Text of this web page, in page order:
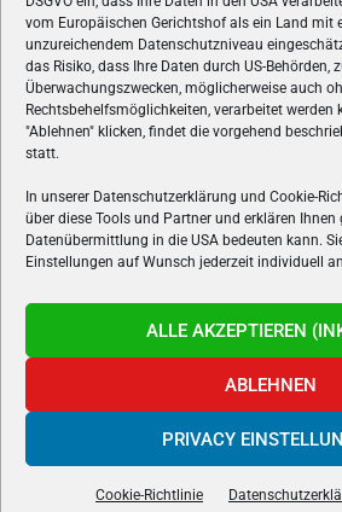
vom Europäischen Gerichtshof als ein Land mit
unzureichendem Datenschutzniveau
das Risiko, dass Ihre Daten durch US-Behörden,
Überwachungszwecken, möglicherweise auch
Rechtsbehelfsmöglichkeiten, verarbeitet werden
"Ablehnen" klicken, findet die vorgehend
statt.
In unserer Datenschutzerklärung und Cookie-
über diese Tools und Partner und erklären Ihnen
Datenübermittlung in die USA bedeuten kann.
Einstellungen auf Wunsch jederzeit individuell
ALLE AKZEPTIEREN
ABLEHNEN
PRIVACY
Cookie-Richtlinie
VON GAMERN, FÜR GAMER!
Spielemagazin Österreichs und bringt
Reviews und Videos zu PC- und
Hardware und aus der Welt
FOLGE UNS
powered by